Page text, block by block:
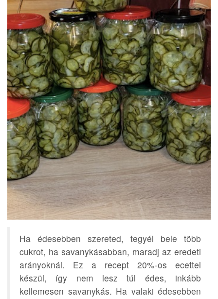
Ha édesebben szereted, tegyél bele több
cukrot, ha savanykásabban, maradj az eredeti
arányoknál. Ez a recept 20%-os ecettel
készül, így nem lesz túl édes, inkább
kellemesen savanykás. Ha valaki édesebben